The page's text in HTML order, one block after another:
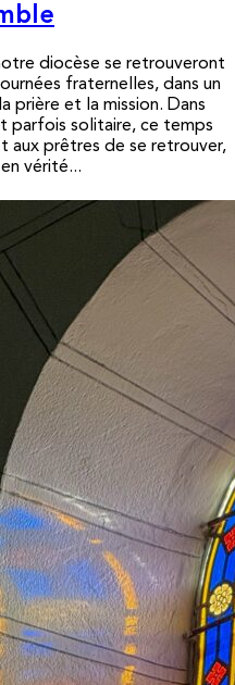
diocèse se retrouveront
fraternelles, dans un
prière et la mission. Dans
parfois solitaire, ce temps
aux prêtres de se retrouver,
vérité...